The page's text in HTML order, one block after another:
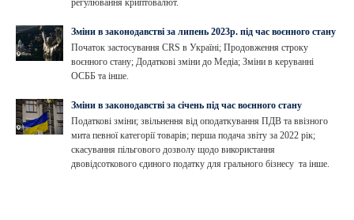
регулювання криптовалют.
Зміни в законодавстві за липень 2023р. під час воєнного стану
Початок застосування CRS в Україні; Продовження строку
воєнного стану; Додаткові зміни до Медіа; Зміни в керуванні
ОСББ та інше.
Зміни в законодавстві за січень під час воєнного стану
Податкові зміни; звільнення від оподаткування ПДВ та ввізного
мита певної категорії товарів; перша подача звіту за 2022 рік;
скасування пільгового дозволу щодо використання
двовідсоткового єдиного податку для грального бізнесу та інше.